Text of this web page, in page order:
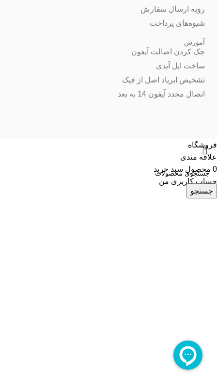
رویه ارسال سفارش
شیوه‌های پرداخت
آموزش
چک کردن اصالت آیفون
ساخت اپل آیدی
تشخیص ایرپاد اصل از فیک
اتصال مجدد آیفون 14 به بعد
جستجو
فروشگاه
علاقه مندی
0 محصول سبد خرید
حساب کاربری من